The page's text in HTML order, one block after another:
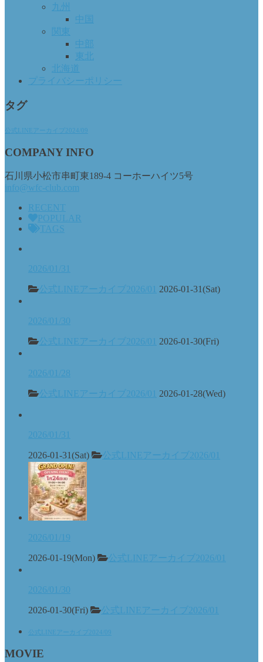
九州
中国
関東
中部
東北
北海道
プライバシーポリシー
タグ
公式LINEアーカイブ2024/09
COMPANY INFO
石川県小松市串町東189-4 コーホーハイツ5号
info@wfc-club.com
RECENT
POPULAR
TAGS
2026/01/31
公式LINEアーカイブ2026/01 2026-01-31(Sat)
2026/01/30
公式LINEアーカイブ2026/01 2026-01-30(Fri)
2026/01/28
公式LINEアーカイブ2026/01 2026-01-28(Wed)
2026/01/31
2026-01-31(Sat) 公式LINEアーカイブ2026/01
2026/01/19
2026-01-19(Mon) 公式LINEアーカイブ2026/01
2026/01/30
2026-01-30(Fri) 公式LINEアーカイブ2026/01
公式LINEアーカイブ2024/09
MOVIE